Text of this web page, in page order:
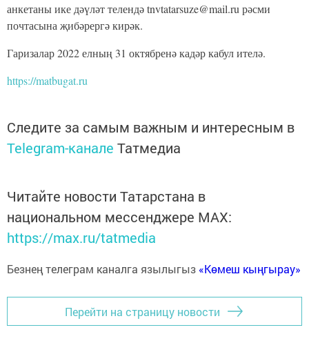
анкетаны ике дәүләт телендә tnvtatarsuze@mail.ru рәсми
почтасына җибәрергә кирәк.
Гаризалар 2022 елның 31 октябренә кадәр кабул ителә.
https://matbugat.ru
Следите за самым важным и интересным в
Telegram-канале Татмедиа
Читайте новости Татарстана в
национальном мессенджере MАХ:
https://max.ru/tatmedia
Безнең телеграм каналга язылыгыз «Көмеш кыңгырау»
Перейти на страницу новости